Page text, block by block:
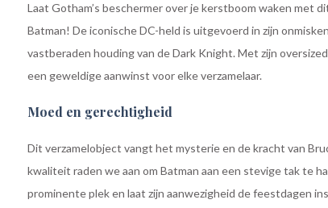
Laat Gotham’s beschermer over je kerstboom waken met
Batman! De iconische DC-held is uitgevoerd in zijn
vastberaden houding van de Dark Knight. Met zijn
een geweldige aanwinst voor elke verzamelaar.
Moed en gerechtigheid
Dit verzamelobject vangt het mysterie en de kracht van
kwaliteit raden we aan om Batman aan een stevige tak te
prominente plek en laat zijn aanwezigheid de feestdagen